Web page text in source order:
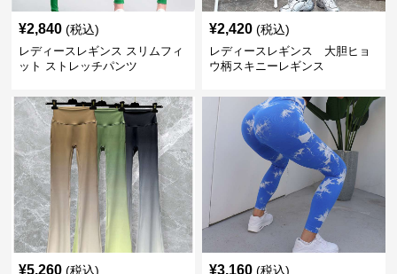
¥2,840 (税込)
レディースレギンス スリムフィ
ット ストレッチパンツ
¥2,420 (税込)
レディースレギンス 大胆ヒョ
ウ柄スキニーレギンス
¥5,260 (税込) ¥3,160 (税込)